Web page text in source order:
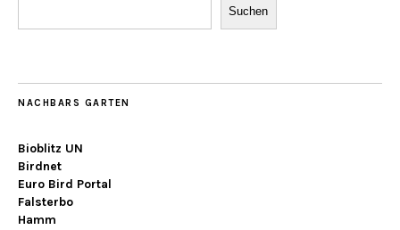
Suchen
NACHBARS GARTEN
Bioblitz UN
Birdnet
Euro Bird Portal
Falsterbo
Hamm